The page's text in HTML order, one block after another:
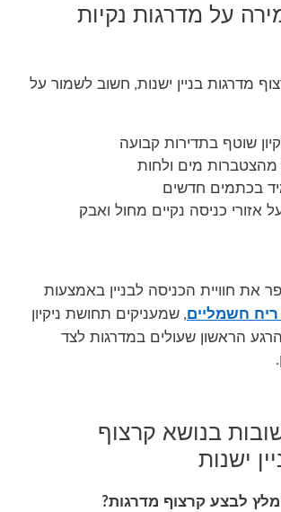
על מדרגות נקיות
מדרגות בניין ישנות, חשוב לשמור על
שוטף בתדירות קבועה
מהצטברות מים ולחות
בכתמים חדשים
אזורי כניסה נקיים מחול ואבק
את חוויית הכניסה לבניין באמצעות
ריח חשמליים, שמעניקים תחושת ניקיון
הראשון שעולים במדרגות לצד
.
בנושא קרצוף
ישנות
לבצע קרצוף מדרגות?